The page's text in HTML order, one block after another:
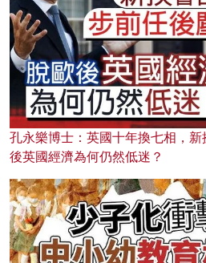
孔永樂博士：英國十年換七相，
後英國經濟為何仍然低迷？